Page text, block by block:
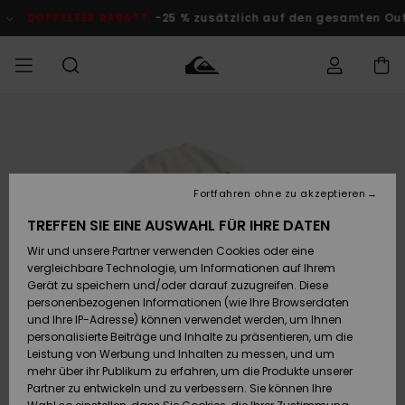
Produktinformation
DOPPELTER RABATT -25 % zusätzlich auf den gesamten
Accessoires
Schuhe&
Flip-Flops
Surf
Snow
JUNGEN
Accessoires
Schuhe&
Flip-Flops
Surf
Snow
FRAUEN
Brandneu
Highlights
Snow
SURF
Kinder
Highlights
Community
SNOW
Kinder
Snow Shop
Damen
Highlights
DOPPELTER
RABATT
KINDER
Outlet
Frauen
Versand
Retouren
Bezahlung
Geschenkkarte
Quiksilver
TREFFEN SIE EINE AUSWAHL FÜR IHRE DATEN
Wir und unsere Partner verwenden Cookies oder eine
vergleichbare Technologie, um Informationen auf Ihrem
Gerät zu speichern und/oder darauf zuzugreifen. Diese
personenbezogenen Informationen (wie Ihre Browserdaten
und Ihre IP-Adresse) können verwendet werden, um Ihnen
personalisierte Beiträge und Inhalte zu präsentieren, um die
Leistung von Werbung und Inhalten zu messen, und um
mehr über ihr Publikum zu erfahren, um die Produkte unserer
Partner zu entwickeln und zu verbessern. Sie können Ihre
Fortfahren ohne zu akzeptieren